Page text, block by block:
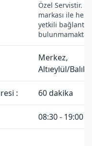
Özel Servistir.
markası ile
yetkili bağlantısı
Merkez,
Altıeylül/
: 60 dakika
08:30 - 19:00